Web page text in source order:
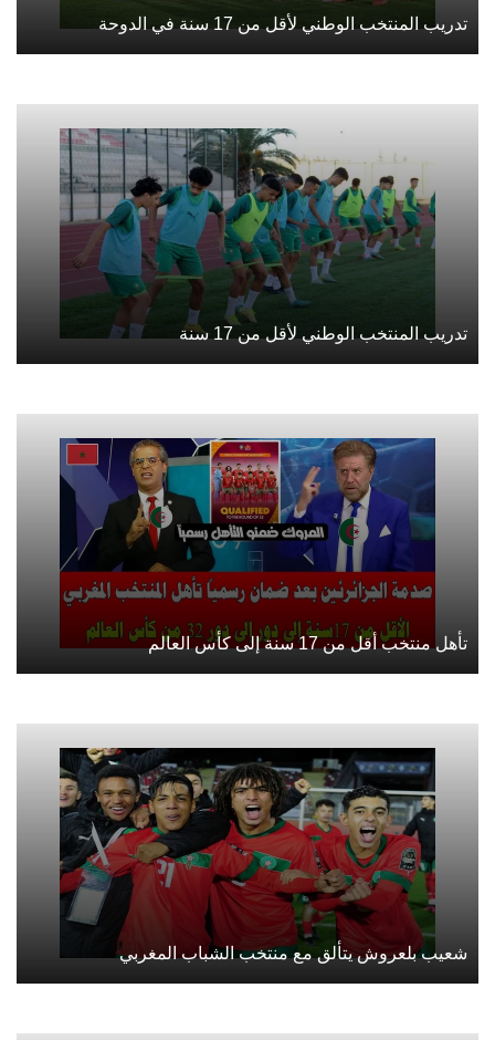
تدريب المنتخب الوطني لأقل من 17 سنة في الدوحة
تدريب المنتخب الوطني لأقل من 17 سنة
تأهل منتخب أقل من 17 سنة إلى كأس العالم
شعيب بلعروش يتألق مع منتخب الشباب المغربي